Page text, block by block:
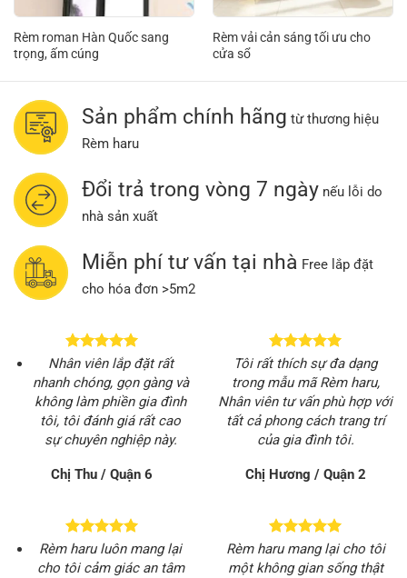
Rèm roman Hàn Quốc sang
trọng, ấm cúng
Rèm vải cản sáng tối ưu cho
cửa sổ
Sản phẩm chính hãng từ thương hiệu
Rèm haru
Đổi trả trong vòng 7 ngày nếu lỗi do
nhà sản xuất
Miễn phí tư vấn tại nhà Free lắp đặt
cho hóa đơn >5m2
Nhân viên lắp đặt rất
nhanh chóng, gọn gàng và
không làm phiền gia đình
tôi, tôi đánh giá rất cao
sự chuyên nghiệp này.
Chị Thu / Quận 6
Rèm haru luôn mang lại
cho tôi cảm giác an tâm
Tôi rất thích sự đa dạng
trong mẫu mã Rèm haru,
Nhân viên tư vấn phù hợp với
tất cả phong cách trang trí
của gia đình tôi.
Chị Hương / Quận 2
Rèm haru mang lại cho tôi
một không gian sống thật